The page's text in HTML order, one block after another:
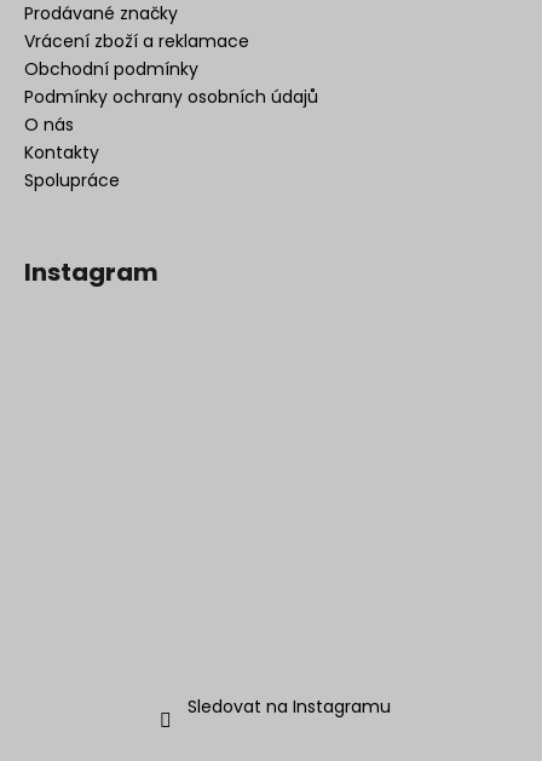
Prodávané značky
Vrácení zboží a reklamace
Obchodní podmínky
Podmínky ochrany osobních údajů
O nás
Kontakty
Spolupráce
Instagram
Sledovat na Instagramu